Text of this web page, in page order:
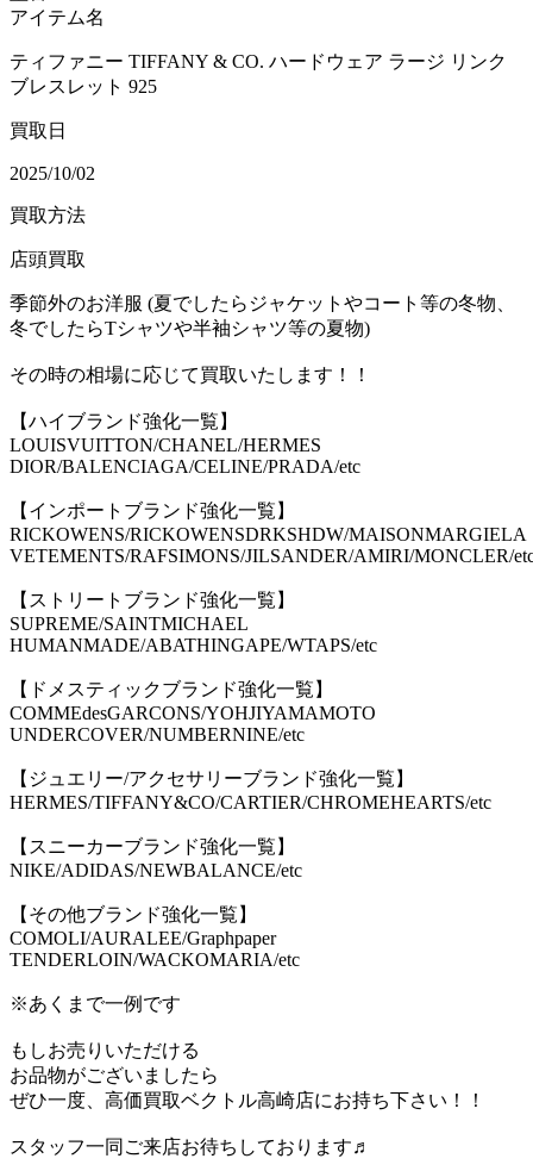
アイテム名
ティファニー TIFFANY & CO. ハードウェア ラージ リンク
ブレスレット 925
買取日
2025/10/02
買取方法
店頭買取
季節外のお洋服 (夏でしたらジャケットやコート等の冬物、
冬でしたらTシャツや半袖シャツ等の夏物)
その時の相場に応じて買取いたします！！
【ハイブランド強化一覧】
LOUISVUITTON/CHANEL/HERMES
DIOR/BALENCIAGA/CELINE/PRADA/etc
【インポートブランド強化一覧】
RICKOWENS/RICKOWENSDRKSHDW/MAISONMARGIELA
VETEMENTS/RAFSIMONS/JILSANDER/AMIRI/MONCLER/
【ストリートブランド強化一覧】
SUPREME/SAINTMICHAEL
HUMANMADE/ABATHINGAPE/WTAPS/etc
【ドメスティックブランド強化一覧】
COMMEdesGARCONS/YOHJIYAMAMOTO
UNDERCOVER/NUMBERNINE/etc
【ジュエリー/アクセサリーブランド強化一覧】
HERMES/TIFFANY&CO/CARTIER/CHROMEHEARTS/etc
【スニーカーブランド強化一覧】
NIKE/ADIDAS/NEWBALANCE/etc
【その他ブランド強化一覧】
COMOLI/AURALEE/Graphpaper
TENDERLOIN/WACKOMARIA/etc
※あくまで一例です
もしお売りいただける
お品物がございましたら
ぜひ一度、高価買取ベクトル高崎店にお持ち下さい！！
スタッフ一同ご来店お待ちしております♬